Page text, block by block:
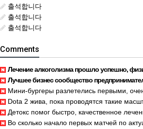
출석합니다
출석합니다
출석합니다
Comments
Лечение алкоголизма прошло успешно, физической тяги
Лучшее бизнес сообщество предпринимателей в Санкт-
Мини-бургеры разлетелись первыми, очень сочные.
Dota 2 жива, пока проводятся такие масштабные
Детокс помог быстро, качественное лечение алкоголизма
Во сколько начало первых матчей по актуальному